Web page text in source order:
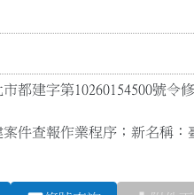
都建字第10260154500號令
件查報作業程序；新名稱